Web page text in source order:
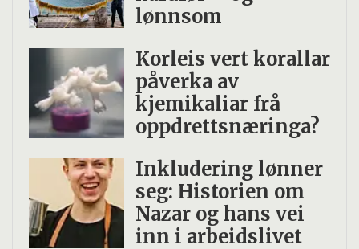
stråling og stress.
De utviklet et spekter av livssykluser
tilpasset ulike marine miljøer.
lønnsom
Korleis vert korallar
påverka av
kjemikaliar frå
oppdrettsnæringa?
Inkludering lønner
seg: Historien om
Nazar og hans vei
inn i arbeidslivet